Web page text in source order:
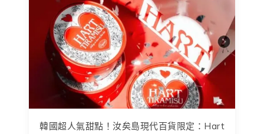
韓國超人氣甜點！汝矣島現代百貨限定：Hart